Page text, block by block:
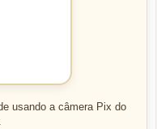
usando a câmera Pix do